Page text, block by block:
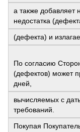
а также добавляет
недостатка
(дефекта) и
По согласию
(дефектов) может
дней,
вычисляемых с
требований.
Покупая